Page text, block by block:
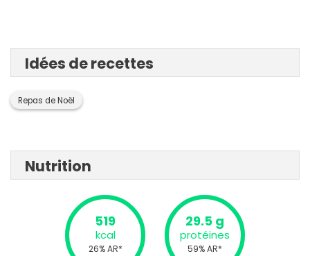
Idées de recettes
Repas de Noël
Nutrition
519
kcal
26% AR*
29.5 g
protéines
59% AR*